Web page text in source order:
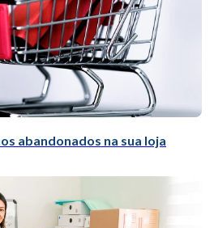
abandonados na sua loja